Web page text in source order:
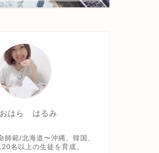
はら はるみ
師範/北海道〜沖縄、韓国、
名以上の生徒を育成。